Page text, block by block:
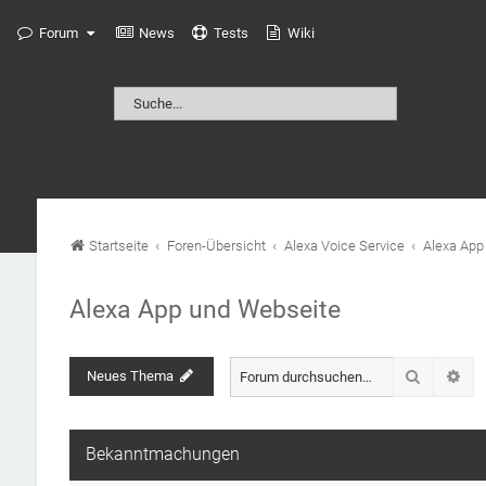
Forum News Tests Wiki
Startseite Foren-Übersicht Alexa Voice Service Alexa
Alexa App und Webseite
Neues Thema Suche
Bekanntmachungen